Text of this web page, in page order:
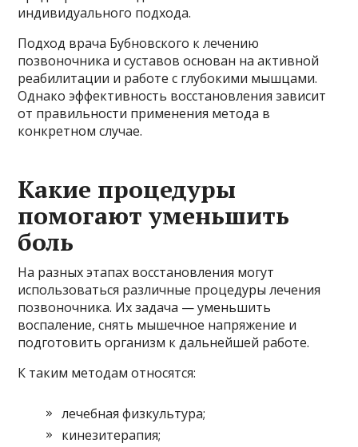
индивидуального подхода.
Подход врача Бубновского к лечению
позвоночника и суставов основан на активной
реабилитации и работе с глубокими мышцами.
Однако эффективность восстановления зависит
от правильности применения метода в
конкретном случае.
Какие процедуры
помогают уменьшить
боль
На разных этапах восстановления могут
использоваться различные процедуры лечения
позвоночника. Их задача — уменьшить
воспаление, снять мышечное напряжение и
подготовить организм к дальнейшей работе.
К таким методам относятся:
лечебная физкультура;
кинезитерапия;